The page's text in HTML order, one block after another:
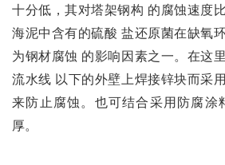
十分低，其对塔架钢构 的腐蚀速度
海泥中含有的硫酸 盐还原菌在缺氧
为钢材腐蚀 的影响因素之一。在这
流水线 以下的外壁上焊接锌块而采
来防止腐蚀。也可结合采用防腐涂
厚。